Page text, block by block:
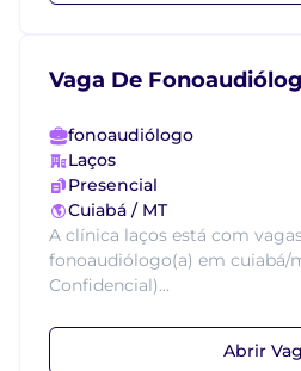
Vaga De
fonoaudiólogo
Laços
Presencial
Cuiabá / MT
A clínica laços está com
fonoaudiólogo(a) em cuiabá/
Confidencial)...
Abrir